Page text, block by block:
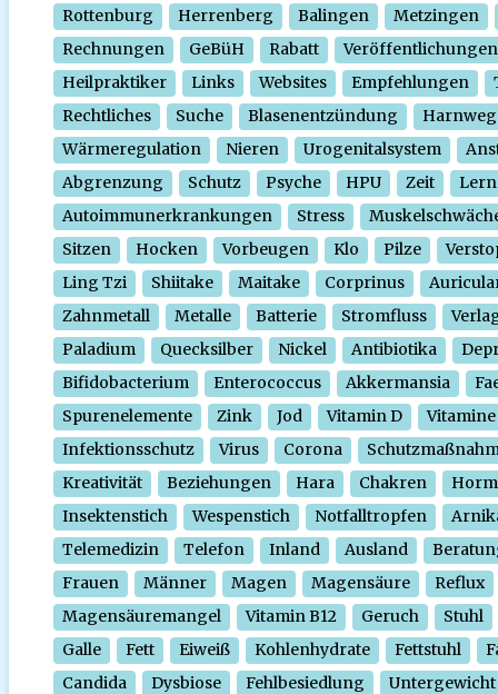
Rottenburg
Herrenberg Balingen
Metzingen
Rechnungen
GeBüH Rabatt
Veröffentlichungen
Heilpraktiker
Links Websites Empfehlungen
Rechtliches
Suche Blasenentzündung
Wärmeregulation
Nieren Urogenitalsystem
Abgrenzung
Schutz Psyche HPU Zeit
Autoimmunerkrankungen
Stress
Sitzen
Hocken Vorbeugen Klo Pilze
Ling Tzi
Shiitake Maitake Corprinus
Zahnmetall
Metalle Batterie Stromfluss
Paladium
Quecksilber Nickel Antibiotika
Bifidobacterium
Enterococcus Akkermansia
Spurenelemente
Zink Jod Vitamin D
Vitamine
Infektionsschutz
Virus Corona
Kreativität
Beziehungen Hara Chakren
Insektenstich
Wespenstich Notfalltropfen
Telemedizin
Telefon Inland Ausland
Frauen
Männer Magen Magensäure
Reflux
Magensäuremangel
Vitamin B12 Geruch
Stuhl
Galle
Fett Eiweiß Kohlenhydrate Fettstuhl
Candida
Dysbiose Fehlbesiedlung Untergewicht